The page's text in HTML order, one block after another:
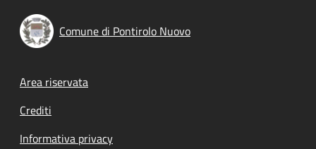
Comune di Pontirolo Nuovo
Footer menu
Area riservata
Crediti
Informativa privacy